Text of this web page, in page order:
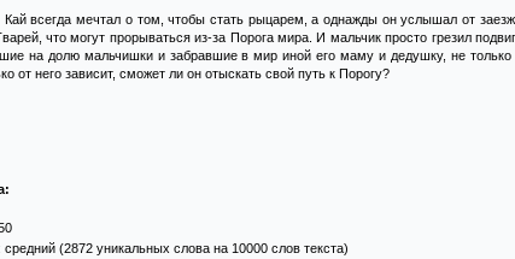
Кай всегда мечтал о том, чтобы стать рыцарем, а однажды он услышал от
что могут прорываться из-за Порога мира. И мальчик просто грезил
на долю мальчишки и забравшие в мир иной его маму и дедушку, не
от него зависит, сможет ли он отыскать свой путь к Порогу?
(2872 уникальных слова на 10000 слов текста)